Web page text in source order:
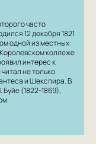
часто
12 декабря 1821
одной из местных
коллеже
интерес к
не только
и Шекспира. В
(1822-1869),